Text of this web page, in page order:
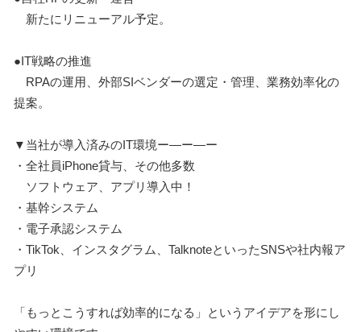
新たにリニューアル予定。
●IT戦略の推進
RPAの運用、外部SIベンダーの選定・管理、業務効率化の
提案。
▼当社が導入済みのIT環境ー―ー―ー
・全社員iPhone貸与、その他多数
ソフトウェア、アプリ導入中！
・基幹システム
・電子承認システム
・TikTok、インスタグラム、TalknoteといったSNSや社内報ア
プリ
「もっとこうすれば効率的になる」というアイデアを形にし